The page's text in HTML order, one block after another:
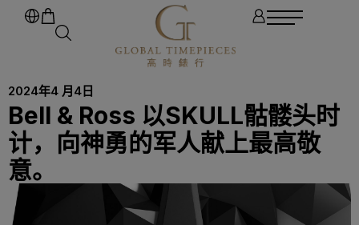
2024年4 月4日
Bell & Ross 以SKULL骷髅头时
计，向神勇的军人献上最高敬
意。